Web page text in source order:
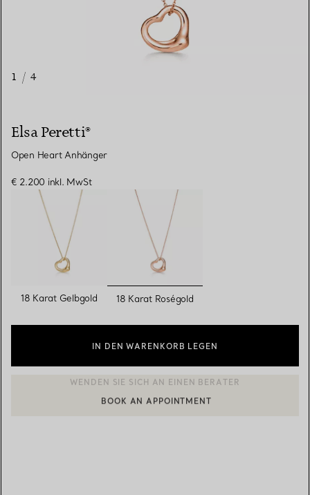
1 / 4
Elsa Peretti®
Open Heart Anhänger
€ 2.200 inkl. MwSt
18 Karat Gelbgold ausgewählt
18 Karat Roségold
IN DEN WARENKORB LEGEN
EINEN KUNDENBERATER KONTAKTIEREN ODER EINEN